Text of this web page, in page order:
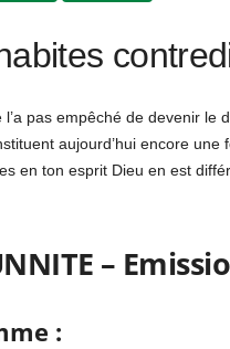
pas empêché de devenir le
aujourd’hui encore
en ton esprit Dieu en est
–
: